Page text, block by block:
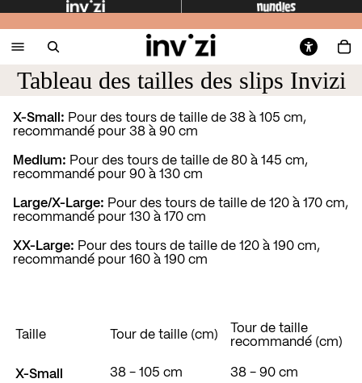
Tableau des tailles des slips Invizi
X-Small: Pour des tours de taille de 38 à 105 cm,
recommandé pour 38 à 90 cm
Medium: Pour des tours de taille de 80 à 145 cm,
recommandé pour 90 à 130 cm
Large/X-Large: Pour des tours de taille de 120 à 170 cm,
recommandé pour 130 à 170 cm
XX-Large: Pour des tours de taille de 120 à 190 cm,
recommandé pour 160 à 190 cm
Taille Tour de taille (cm)
Tour de taille
recommandé (cm)
X-Small 38 - 105 cm 38 - 90 cm